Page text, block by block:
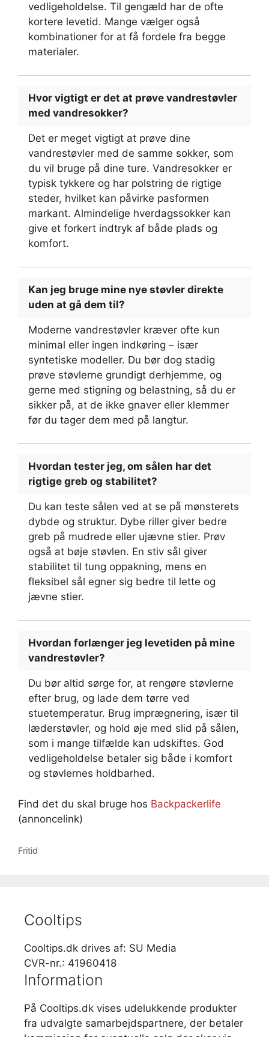
vedligeholdelse. Til gengæld har de ofte
kortere levetid. Mange vælger også
kombinationer for at få fordele fra begge
materialer.
Hvor vigtigt er det at prøve vandrestøvler
med vandresokker?
Det er meget vigtigt at prøve dine
vandrestøvler med de samme sokker, som
du vil bruge på dine ture. Vandresokker er
typisk tykkere og har polstring de rigtige
steder, hvilket kan påvirke pasformen
markant. Almindelige hverdagssokker kan
give et forkert indtryk af både plads og
komfort.
Kan jeg bruge mine nye støvler direkte
uden at gå dem til?
Moderne vandrestøvler kræver ofte kun
minimal eller ingen indkøring – især
syntetiske modeller. Du bør dog stadig
prøve støvlerne grundigt derhjemme, og
gerne med stigning og belastning, så du er
sikker på, at de ikke gnaver eller klemmer
før du tager dem med på langtur.
Hvordan tester jeg, om sålen har det
rigtige greb og stabilitet?
Du kan teste sålen ved at se på mønsterets
dybde og struktur. Dybe riller giver bedre
greb på mudrede eller ujævne stier. Prøv
også at bøje støvlen. En stiv sål giver
stabilitet til tung oppakning, mens en
fleksibel sål egner sig bedre til lette og
jævne stier.
Hvordan forlænger jeg levetiden på mine
vandrestøvler?
Du bør altid sørge for, at rengøre støvlerne
efter brug, og lade dem tørre ved
stuetemperatur. Brug imprægnering, især til
læderstøvler, og hold øje med slid på sålen,
som i mange tilfælde kan udskiftes. God
vedligeholdelse betaler sig både i komfort
og støvlernes holdbarhed.
Find det du skal bruge hos Backpackerlife
(annoncelink)
Kategorier
Fritid
Cooltips
Cooltips.dk drives af: SU Media
CVR-nr.: 41960418
Information
På Cooltips.dk vises udelukkende produkter
fra udvalgte samarbejdspartnere, der betaler